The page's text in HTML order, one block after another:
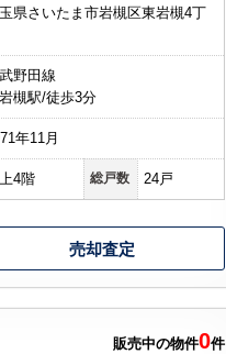
県さいたま市岩槻区東岩槻4丁
野田線
槻駅/徒歩3分
年11月
4階 総戸数 24戸
売却査定
販売中の物件0件